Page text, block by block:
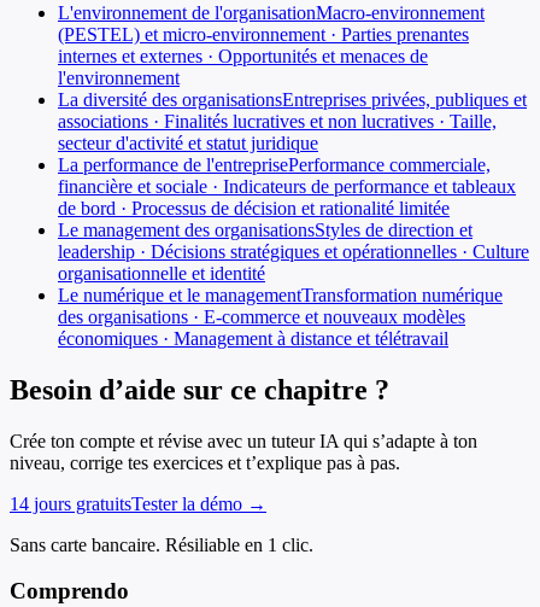
L'environnement de l'organisationMacro-environnement
(PESTEL) et micro-environnement · Parties prenantes
internes et externes · Opportunités et menaces de
l'environnement
La diversité des organisationsEntreprises privées, publiques et
associations · Finalités lucratives et non lucratives · Taille,
secteur d'activité et statut juridique
La performance de l'entreprisePerformance commerciale,
financière et sociale · Indicateurs de performance et tableaux
de bord · Processus de décision et rationalité limitée
Le management des organisationsStyles de direction et
leadership · Décisions stratégiques et opérationnelles · Culture
organisationnelle et identité
Le numérique et le managementTransformation numérique
des organisations · E-commerce et nouveaux modèles
économiques · Management à distance et télétravail
Besoin d’aide sur ce chapitre ?
Crée ton compte et révise avec un tuteur IA qui s’adapte à ton
niveau, corrige tes exercices et t’explique pas à pas.
14 jours gratuitsTester la démo →
Sans carte bancaire. Résiliable en 1 clic.
Comprendo